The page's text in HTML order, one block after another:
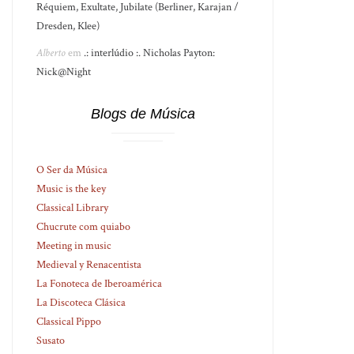
Réquiem, Exultate, Jubilate (Berliner, Karajan /
Dresden, Klee)
Albertoem .: interlúdio :. Nicholas Payton:
Nick@Night
Blogs de Música
O Ser da Música
Music is the key
Classical Library
Chucrute com quiabo
Meeting in music
Medieval y Renacentista
La Fonoteca de Iberoamérica
La Discoteca Clásica
Classical Pippo
Susato